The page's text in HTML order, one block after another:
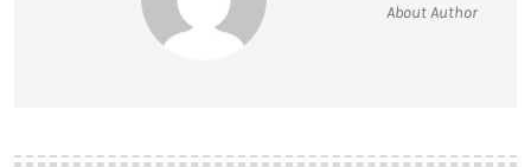
About Author